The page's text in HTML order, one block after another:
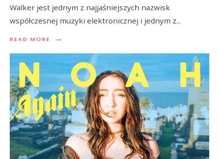
Walker jest jednym z najjaśniejszych nazwisk
współczesnej muzyki elektronicznej i jednym z...
READ MORE →